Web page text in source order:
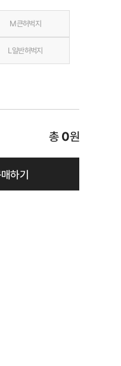
M큰허벅지
L일반허벅지
총 0원
하기